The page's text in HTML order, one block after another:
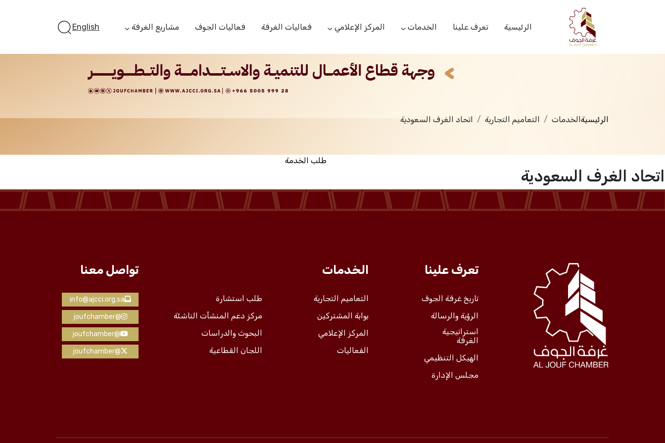
المركز الإعلامي
فعاليات الغرفة
الرئيسية تعرف علينا الخدمات
التعاميم التجارية البحوث والدراسات
بوابة المشتركين
مركز دعم المنشأت الناشئة مكتب الاحتجاج
المركز الإعلامي
الأخبار
الشعار
فعاليات الغرفة فعاليات الجوف مشاريع الغرفة
أستثمر بالجوف
الجوف ستارت أب
English
الخدمات
الرئيسيةالخدمات التعاميم التجارية اتحاد الغرف السعودية
اتحاد الغرف السعودية
طلب الخدمة
تعرف علينا
تاريخ غرفة الجوف
الرؤية والرسالة
استراتيجية
الغرفة
الهيكل التنظيمي
مجلس الإدارة
الخدمات
التعاميم التجارية
طلب استشارة
بوابة المشتركين
مركز دعم المنشأت الناشئة
المركز الإعلامي
البحوث والدراسات
الفعاليات
اللجان القطاعية
تواصل معنا
info@ajcci.org.sa
@joufchamber
@joufchamber
@joufchamber